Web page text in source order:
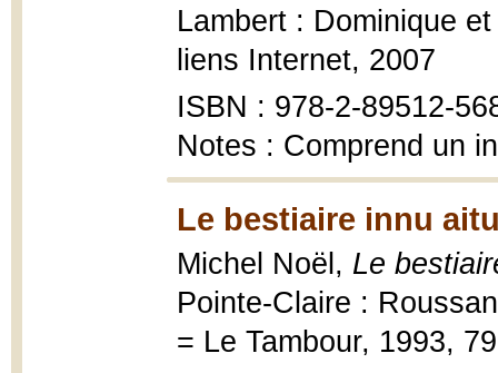
Lambert : Dominique
liens Internet, 2007
ISBN : 978-2-89512-
Notes : Comprend un
Le bestiaire innu
Michel Noël, Le
Pointe-Claire :
= Le Tambour, 1993,